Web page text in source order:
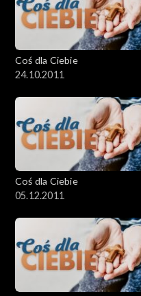
Coś dla Ciebie
24.10.2011
Coś dla Ciebie
05.12.2011